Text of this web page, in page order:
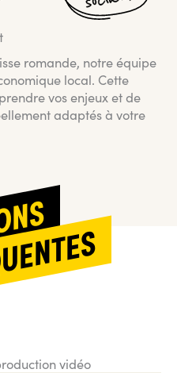
romande, notre équipe
local. Cette
vos enjeux et de
adaptés à votre
vidéo